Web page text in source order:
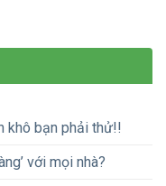
khô bạn phải thử!!
với mọi nhà?